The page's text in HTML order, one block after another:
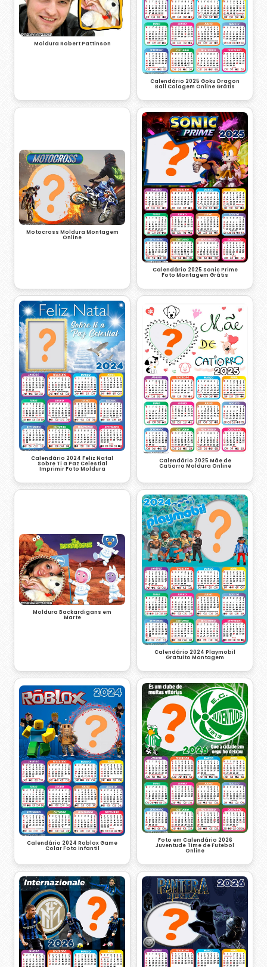
Moldura Robert Pattinson
Calendário 2025 Goku Dragon
Ball Colagem Online Grátis
Motocross Moldura Montagem
Online
Calendário 2025 Sonic Prime
Foto Montagem Grátis
Calendário 2024 Feliz Natal
Sobre Ti a Paz Celestial
Imprimir Foto Moldura
Calendário 2025 Mãe de
Catiorro Moldura Online
Moldura Backardigans em
Marte
Calendário 2024 Playmobil
Gratuito Montagem
Calendário 2024 Roblox Game
Colar Foto Infantil
Foto em Calendário 2026
Juventude Time de Futebol
Online